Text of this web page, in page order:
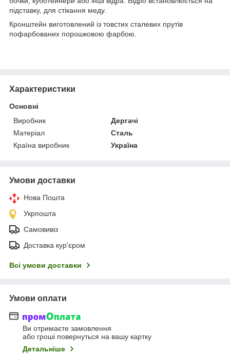
підставку, для стікання меду.
Кронштейн виготовлений із товстих сталевих прутів
пофарбованих порошковою фарбою.
Характеристики
Основні
Виробник
Дергачі
Матеріал
Сталь
Країна виробник
Україна
Умови доставки
Нова Пошта
Укрпошта
Самовивіз
Доставка кур'єром
Всі умови доставки
Умови оплати
Ви отримаєте замовлення
або гроші повернуться на вашу картку
Детальніше